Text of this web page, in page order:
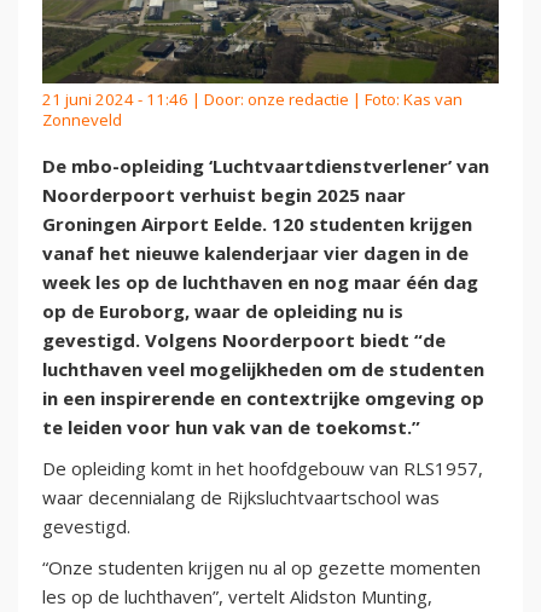
21 juni 2024 - 11:46 | Door: onze redactie | Foto: Kas van
Zonneveld
De mbo-opleiding ‘Luchtvaartdienstverlener’ van
Noorderpoort verhuist begin 2025 naar
Groningen Airport Eelde. 120 studenten krijgen
vanaf het nieuwe kalenderjaar vier dagen in de
week les op de luchthaven en nog maar één dag
op de Euroborg, waar de opleiding nu is
gevestigd. Volgens Noorderpoort biedt “de
luchthaven veel mogelijkheden om de studenten
in een inspirerende en contextrijke omgeving op
te leiden voor hun vak van de toekomst.”
De opleiding komt in het hoofdgebouw van RLS1957,
waar decennialang de Rijksluchtvaartschool was
gevestigd.
“Onze studenten krijgen nu al op gezette momenten
les op de luchthaven”, vertelt Alidston Munting,